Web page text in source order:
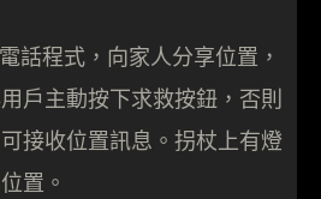
話程式，向家人分享位置，
戶主動按下求救按鈕，否則
接收位置訊息。拐杖上有燈
置。